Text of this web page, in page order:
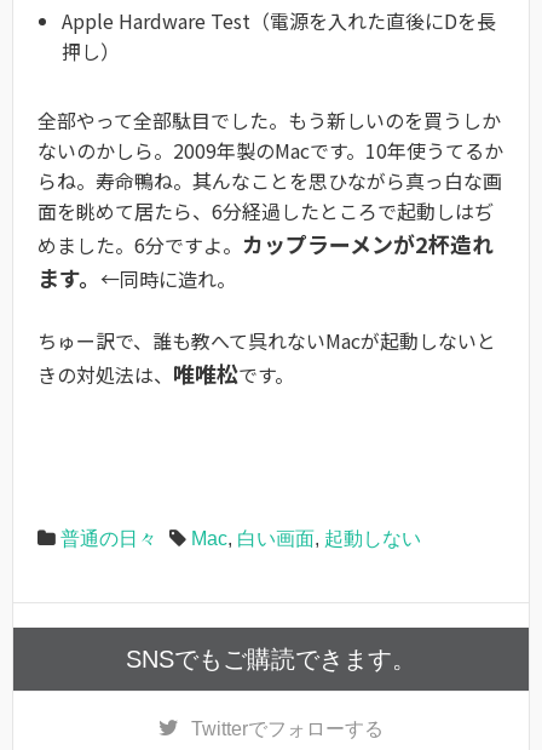
Apple Hardware Test（電源を入れた直後にDを長
押し）
全部やって全部駄目でした。もう新しいのを買うしか
ないのかしら。2009年製のMacです。10年使うてるか
らね。寿命鴨ね。其んなことを思ひながら真っ白な画
面を眺めて居たら、6分経過したところで起動しはぢ
めました。6分ですよ。 カップラーメンが2杯造れ
ます。 ←同時に造れ。
ちゅー訳で、誰も教へて呉れないMacが起動しないと
きの対処法は、 唯唯松です。
普通の日々 Mac, 白い画面, 起動しない
SNSでもご購読できます。
Twitterでフォローする